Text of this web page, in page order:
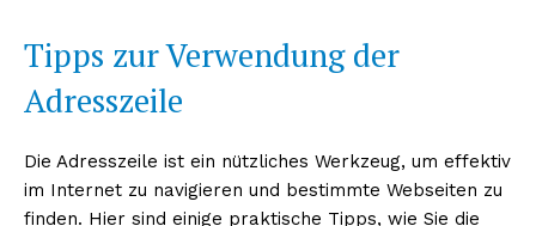
Tipps zur Verwendung der
Adresszeile
Die Adresszeile ist ein nützliches Werkzeug, um effektiv
im Internet zu navigieren und bestimmte Webseiten zu
finden. Hier sind einige praktische Tipps, wie Sie die